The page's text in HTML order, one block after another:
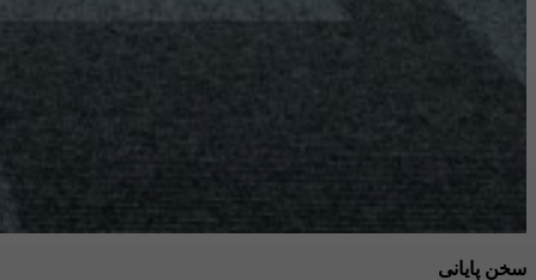
سخن پایانی